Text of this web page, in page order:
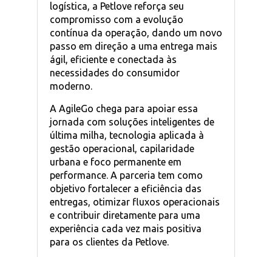
logística, a Petlove reforça seu
compromisso com a evolução
contínua da operação, dando um novo
passo em direção a uma entrega mais
ágil, eficiente e conectada às
necessidades do consumidor
moderno.
A AgileGo chega para apoiar essa
jornada com soluções inteligentes de
última milha, tecnologia aplicada à
gestão operacional, capilaridade
urbana e foco permanente em
performance. A parceria tem como
objetivo fortalecer a eficiência das
entregas, otimizar fluxos operacionais
e contribuir diretamente para uma
experiência cada vez mais positiva
para os clientes da Petlove.